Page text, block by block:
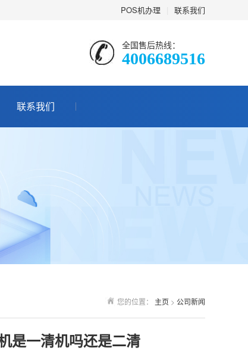
POS机办理 联系我们
全国售后热线：
4006689516
联系我们
您的位置： 主页 > 公司新闻
是一清机吗还是二清